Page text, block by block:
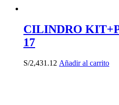
CILINDRO
17
S/2,431.12 Añadir al carrito